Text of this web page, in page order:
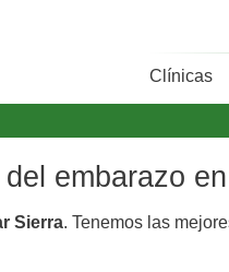
Clínicas
embarazo
Sierra. Tenemos las